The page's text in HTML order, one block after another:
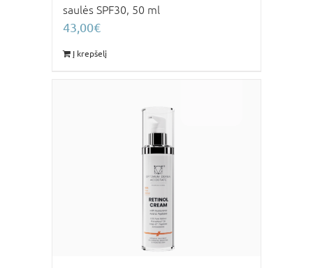
saulės SPF30, 50 ml
43,00€
Į krepšelį